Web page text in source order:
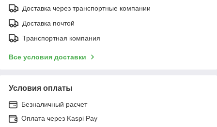
Доставка через транспортные компании
Доставка почтой
Транспортная компания
Все условия доставки
Условия оплаты
Безналичный расчет
Оплата через Kaspi Pay